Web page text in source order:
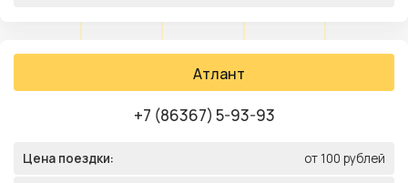
Атлант
+7 (86367) 5-93-93
Цена поездки: от 100 рублей